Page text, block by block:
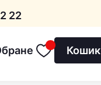
22
Кошик